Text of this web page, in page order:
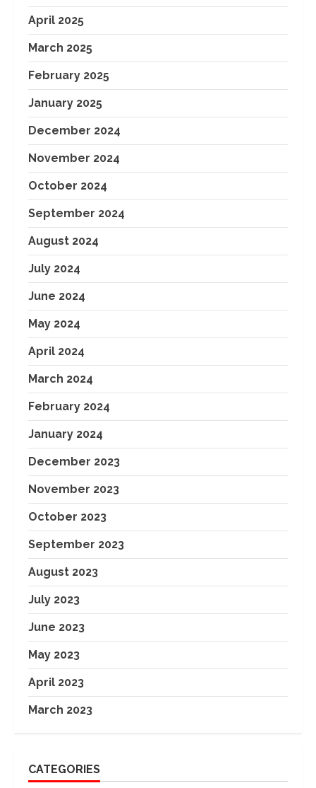
April 2025
March 2025
February 2025
January 2025
December 2024
November 2024
October 2024
September 2024
August 2024
July 2024
June 2024
May 2024
April 2024
March 2024
February 2024
January 2024
December 2023
November 2023
October 2023
September 2023
August 2023
July 2023
June 2023
May 2023
April 2023
March 2023
CATEGORIES